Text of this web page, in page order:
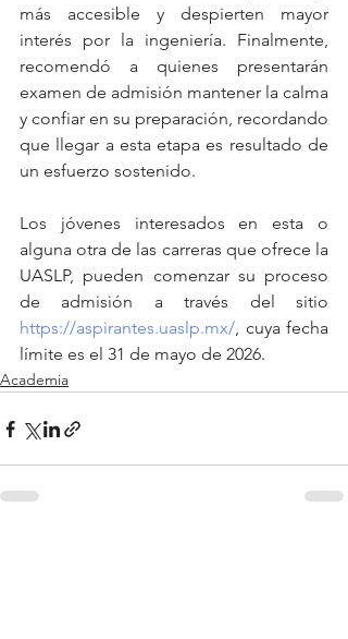
más accesible y despierten mayor
interés por la ingeniería. Finalmente,
recomendó a quienes presentarán
examen de admisión mantener la calma
y confiar en su preparación, recordando
que llegar a esta etapa es resultado de
un esfuerzo sostenido.
Los jóvenes interesados en esta o
alguna otra de las carreras que ofrece la
UASLP, pueden comenzar su proceso
https://aspirantes.uaslp.mx/, cuya fecha
límite es el 31 de mayo de 2026.
Academia